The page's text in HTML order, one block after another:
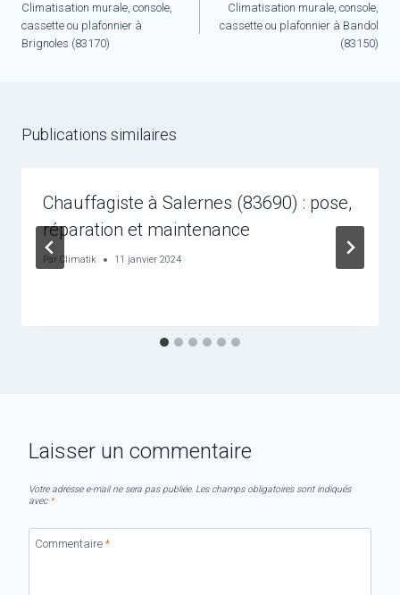
de
l’article
Climatisation murale, console,
cassette ou plafonnier à
Brignoles (83170)
Climatisation murale, console,
cassette ou plafonnier à Bandol
(83150)
Publications similaires
Chauffagiste à Salernes (83690) : pose,
réparation et maintenance
Par Climatik 11 janvier 2024
Laisser un commentaire
Votre adresse e-mail ne sera pas publiée. Les champs obligatoires sont indiqués
avec *
Commentaire *